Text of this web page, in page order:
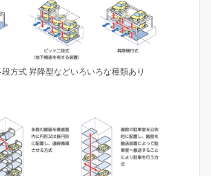
方式 昇降型などいろいろな種類あり